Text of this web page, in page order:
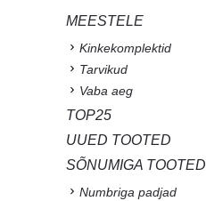
MEESTELE
Kinkekomplektid
Tarvikud
Vaba aeg
TOP25
UUED TOOTED
SÕNUMIGA TOOTED
Numbriga padjad